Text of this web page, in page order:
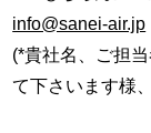
info@sanei-air.jp
(*貴社名、ご担
て下さいます様